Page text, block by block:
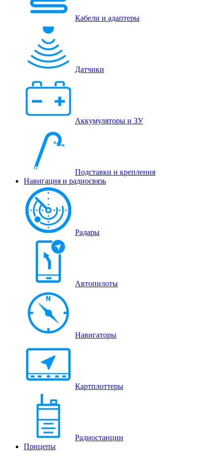
Кабели и адаптеры
Датчики
Аккумуляторы и ЗУ
Подставки и крепления
Навигация и радиосвязь
Радары
Автопилоты
Навигаторы
Картплоттеры
Радиостанции
Прицепы